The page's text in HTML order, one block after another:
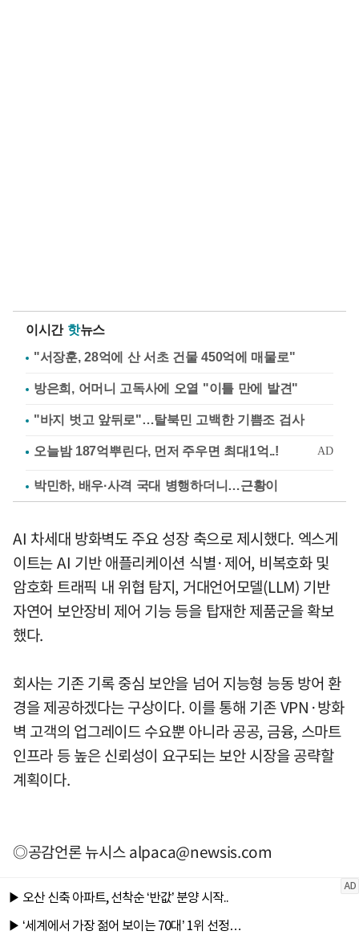
이시간 핫뉴스
"서장훈, 28억에 산 서초 건물 450억에 매물로"
방은희, 어머니 고독사에 오열 "이틀 만에 발견"
"바지 벗고 앞뒤로"…탈북민 고백한 기쁨조 검사
박민하, 배우·사격 국대 병행하더니…근황이
AI 차세대 방화벽도 주요 성장 축으로 제시했다. 엑스게
이트는 AI 기반 애플리케이션 식별·제어, 비복호화 및
암호화 트래픽 내 위협 탐지, 거대언어모델(LLM) 기반
자연어 보안장비 제어 기능 등을 탑재한 제품군을 확보
했다.
회사는 기존 기록 중심 보안을 넘어 지능형 능동 방어 환
경을 제공하겠다는 구상이다. 이를 통해 기존 VPN·방화
벽 고객의 업그레이드 수요뿐 아니라 공공, 금융, 스마트
인프라 등 높은 신뢰성이 요구되는 보안 시장을 공략할
계획이다.
◎공감언론 뉴시스alpaca@newsis.com